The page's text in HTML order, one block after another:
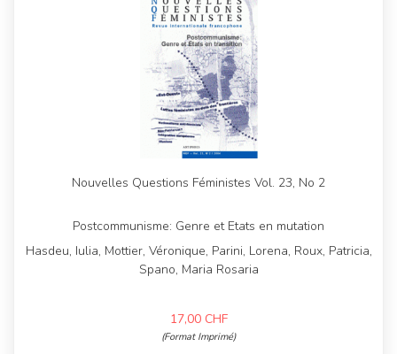
Nouvelles Questions Féministes Vol. 23, No 2
Postcommunisme: Genre et Etats en mutation
Hasdeu, Iulia, Mottier, Véronique, Parini, Lorena, Roux, Patricia,
Spano, Maria Rosaria
17,00 CHF
(Format Imprimé)